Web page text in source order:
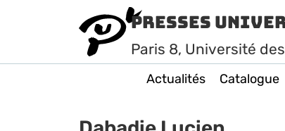
Presses
Paris 8, Université
Actualités Catalogue